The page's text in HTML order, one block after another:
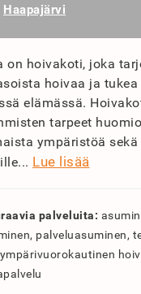
Haapajärvi
on hoivakoti, joka
hoivaa ja tukea
elämässä.
tarpeet
ympäristöä
Lue lisää
palveluita:
palveluasuminen,